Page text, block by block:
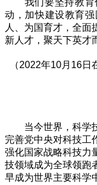
动，加快建设教育
人、为国育才，全面
新人才，聚天下英才
（2022年10月16
当今世界，科学技
完善党中央对科技工
强化国家战略科技力
技领域成为全球领跑
早成为世界主要科学